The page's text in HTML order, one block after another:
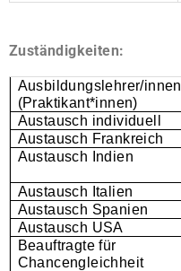
Zuständigkeiten:
Ausbildungslehrer/innen
(Praktikant*innen)
Austausch individuell
Austausch Frankreich
Austausch Indien
Austausch Italien
Austausch Spanien
Austausch USA
Beauftragte für
Chancengleichheit